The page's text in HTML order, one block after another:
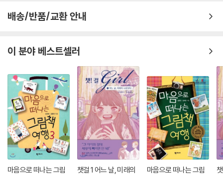
배송/반품/교환 안내
이 분야 베스트셀러
마음으로 떠나는 그림
챗걸 1 어느 날, 미래의
마음으로 떠나는 그림